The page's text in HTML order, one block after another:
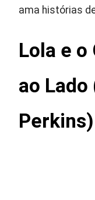
ama histórias
Lola e o
ao
Perkins)